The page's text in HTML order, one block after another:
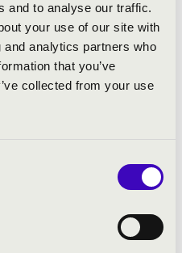
and to analyse our traffic.
your use of our site with
analytics partners who
that you’ve
collected from your use
Templom
közreműködik